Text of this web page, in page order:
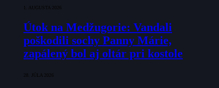
1. AUGUSTA 2026
Útok na Medžugorie: Vandali
poškodili sochy Panny Márie,
zapálený bol aj oltár pri kostole
28. JÚLA 2026